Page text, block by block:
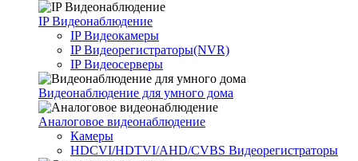
IP Видеонаблюдение
IP Видеокамеры
IP Видеорегистраторы(NVR)
IP Видеосерверы
Видеонаблюдение для умного дома
Аналоговое видеонаблюдение
Камеры
HDCVI/HDTVI/AHD/CVBS Видеорегистраторы